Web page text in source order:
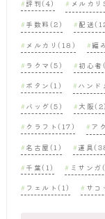
評判(4) メルカ
手数料(2) 配送
メルカリ(18) 編
ラクマ(5) 初心
ボタン(1) ハン
バッグ(5) 大阪(2)
クラフト(17) ア
名古屋(1) 道具
千葉(1) ミサンガ
フェルト(1) サコ